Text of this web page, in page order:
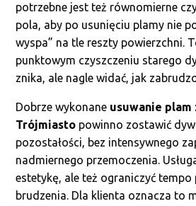
potrzebne jest też równomierne
pola, aby po usunięciu plamy nie
wyspa” na tle reszty powierzchni.
punktowym czyszczeniu starego
znika, ale nagle widać, jak
Dobrze wykonane usuwanie plam
Trójmiasto powinno zostawić
pozostałości, bez intensywnego
nadmiernego przemoczenia.
estetykę, ale też ograniczyć tempo
brudzenia. Dla klienta oznacza to